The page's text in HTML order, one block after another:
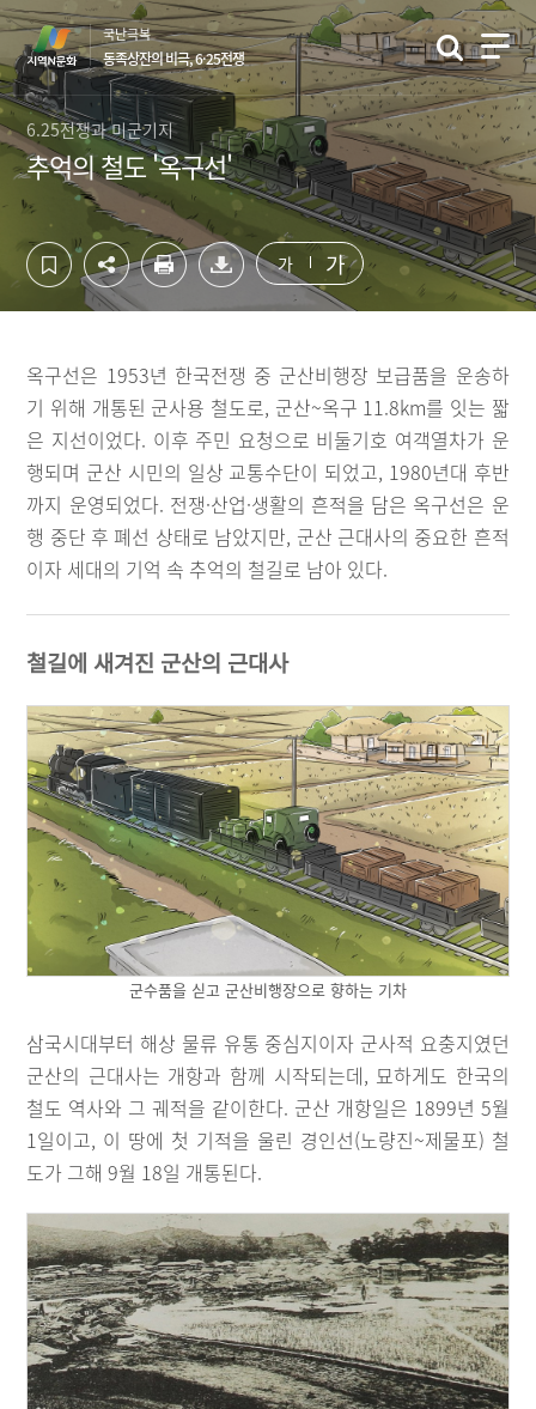
컨
츠
영
역
바
로
가
하
영
역
바
로
가
기
국난극복
동족상잔의 비극, 6·25전쟁
6.25전쟁과 미군기지
추억의 철도 '옥구선'
가 가
옥구선은 1953년 한국전쟁 중 군산비행장 보급품을 운송하
기 위해 개통된 군사용 철도로, 군산~옥구 11.8km를 잇는 짧
은 지선이었다. 이후 주민 요청으로 비둘기호 여객열차가 운
행되며 군산 시민의 일상 교통수단이 되었고, 1980년대 후반
까지 운영되었다. 전쟁·산업·생활의 흔적을 담은 옥구선은 운
행 중단 후 폐선 상태로 남았지만, 군산 근대사의 중요한 흔적
이자 세대의 기억 속 추억의 철길로 남아 있다.
철길에 새겨진 군산의 근대사
군수품을 싣고 군산비행장으로 향하는 기차
삼국시대부터 해상 물류 유통 중심지이자 군사적 요충지였던
군산의 근대사는 개항과 함께 시작되는데, 묘하게도 한국의
철도 역사와 그 궤적을 같이한다. 군산 개항일은 1899년 5월
1일이고, 이 땅에 첫 기적을 울린 경인선(노량진~제물포) 철
도가 그해 9월 18일 개통된다.